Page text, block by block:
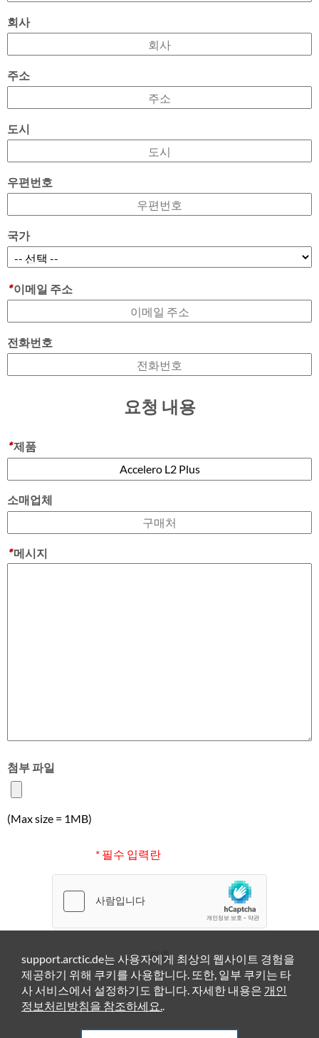
회사
주소
도시
우편번호
국가
*이메일 주소
전화번호
요청 내용
*제품
소매업체
*메시지
첨부 파일
(Max size = 1MB)
* 필수 입력란
제출
support.arctic.de는 사용자에게 최상의 웹사이트 경험을
제공하기 위해 쿠키를 사용합니다. 또한, 일부 쿠키는 타
사 서비스에서 설정하기도 합니다. 자세한 내용은 개인
정보처리방침을 참조하세요..